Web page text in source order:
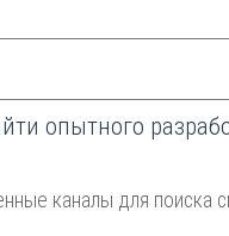
опытного
каналы для поиска